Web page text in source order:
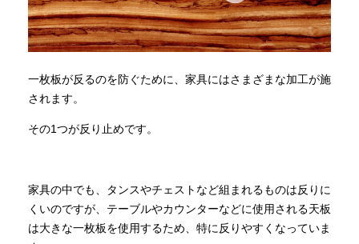
一枚板が反るのを防ぐために、家具にはさまざまな加工が施
されます。
その1つが反り止めです。
家具の中でも、タンスやチェストなど組まれるものは反りに
くいのですが、テーブルやカウンターなどに使用される天板
は大きな一枚板を使用するため、特に反りやすくなっていま